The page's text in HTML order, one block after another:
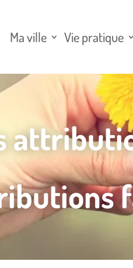
Ma ville Vie pratique